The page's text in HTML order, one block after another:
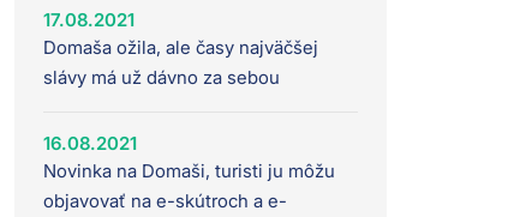
17.08.2021
Domaša ožila, ale časy najväčšej
slávy má už dávno za sebou
16.08.2021
Novinka na Domaši, turisti ju môžu
objavovať na e-skútroch a e-